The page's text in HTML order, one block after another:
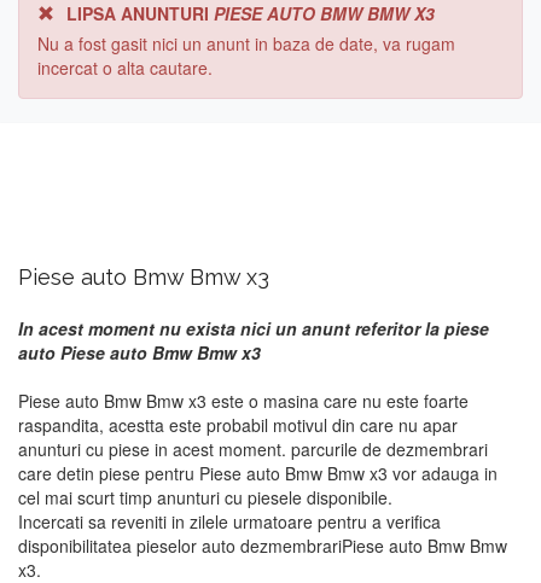
LIPSA ANUNTURI PIESE AUTO BMW BMW X3
Nu a fost gasit nici un anunt in baza de date, va rugam
incercat o alta cautare.
Piese auto Bmw Bmw x3
In acest moment nu exista nici un anunt referitor la piese
auto Piese auto Bmw Bmw x3
Piese auto Bmw Bmw x3 este o masina care nu este foarte
raspandita, acestta este probabil motivul din care nu apar
anunturi cu piese in acest moment. parcurile de dezmembrari
care detin piese pentru Piese auto Bmw Bmw x3 vor adauga in
cel mai scurt timp anunturi cu piesele disponibile.
Incercati sa reveniti in zilele urmatoare pentru a verifica
disponibilitatea pieselor auto dezmembrariPiese auto Bmw Bmw
x3.